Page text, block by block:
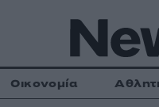
Οικονομία